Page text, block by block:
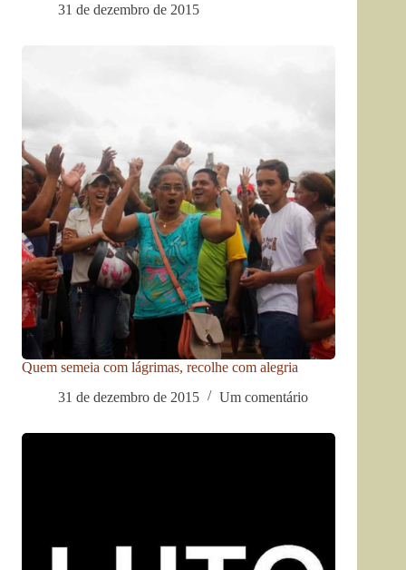
31 de dezembro de 2015
Quem semeia com lágrimas, recolhe com alegria
31 de dezembro de 2015
Um comentário